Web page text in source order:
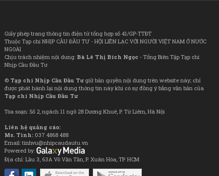
Giấy phép trang thông tin điện tử tổng hợp số 41/GP-TTĐT
Thuộc Tạp chí NHỊP CẦU ĐẦU TƯ - HỘI LIÊN LẠC VỚI NGƯỜI VIỆT NAM Ở NƯỚC
NGOÀI
Chịu trách nhiệm nội dung: Bà Lê Thị Bích Ngọc - Tổng Biên Tập Tạp chí
Nhịp Cầu Đầu Tư
© Tạp chí Nhịp Cầu Đầu Tưgiữ bản quyền nội dung trên website này; chỉ
được phát hành lại nội dung thông tin này khi có sự đồng ý bằng văn bản của
Tạp chí Nhịp Cầu Đầu Tư
Tòa soạn: Số 2, ngách 11 ngõ 28 Dương Khuê, P. Từ Liêm, Hà Nội
Liên hệ quảng cáo:
Ms. Tình: 037 4868 488
Email: tinhvu@nhipcaudautu.vn
Powered by:
Địa chỉ: Lầu 3, 63A Võ Văn Tần, P. Xuân Hòa, TP. HCM